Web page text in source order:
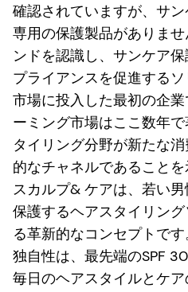
確認されていますが、サ
専用の保護製品がありま
ンドを認識し、サンケア
プライアンスを促進するソ
市場に投入した最初の企
ーミング市場はここ数年
タイリング分野が新たな
的なチャネルであること
スカルプ& ケアは、若い
保護するヘアスタイリン
る革新的なコンセプトで
独自性は、最先端のSPF 30
毎日のヘアスタイルとケ